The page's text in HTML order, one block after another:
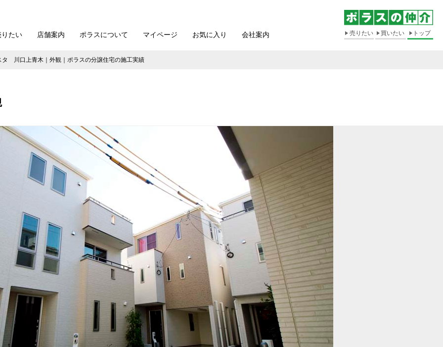
りたい 店舗案内 ポラスについて マイページ お気に入り 会社案内 売りたい 買いたい トップ
タ 川口上青木｜外観｜ポラスの分譲住宅の施工実績